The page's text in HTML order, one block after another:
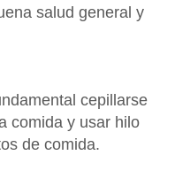
salud general y
cepillarse
comida y usar hilo
de comida.